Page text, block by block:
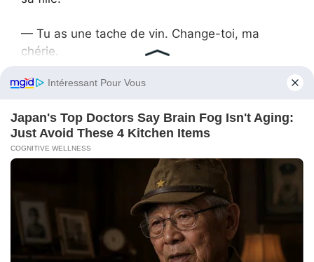
— Tu as une tache de vin. Change-toi, ma
chérie.